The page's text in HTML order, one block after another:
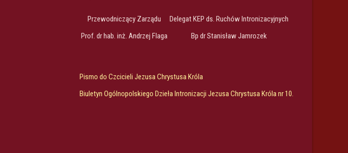
Przewodniczący Zarządu
Prof. dr hab. inż. Andrzej Flaga
Delegat KEP ds. Ruchów Intronizacyjnych
Bp dr Stanisław Jamrozek
Pismo do Czcicieli Jezusa Chrystusa Króla
Biuletyn Ogólnopolskiego Dzieła Intronizacji Jezusa Chrystusa Króla nr 10.